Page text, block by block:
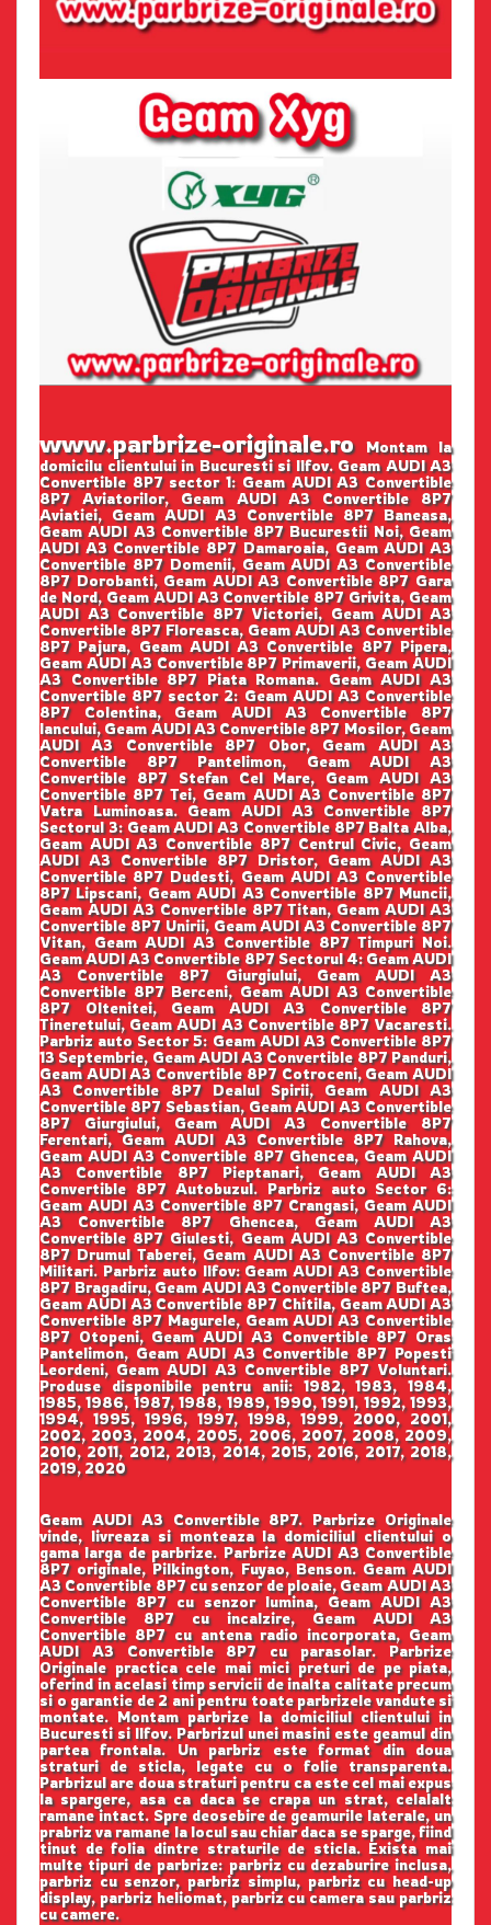
www.parbrize-originale.roMontam la
domicilu clientului in Bucuresti si Ilfov. Geam AUDI A3
Convertible 8P7 sector 1: Geam AUDI A3 Convertible
8P7 Aviatorilor, Geam AUDI A3 Convertible 8P7
Aviatiei, Geam AUDI A3 Convertible 8P7 Baneasa,
Geam AUDI A3 Convertible 8P7 Bucurestii Noi, Geam
AUDI A3 Convertible 8P7 Damaroaia, Geam AUDI A3
Convertible 8P7 Domenii, Geam AUDI A3 Convertible
8P7 Dorobanti, Geam AUDI A3 Convertible 8P7 Gara
de Nord, Geam AUDI A3 Convertible 8P7 Grivita, Geam
AUDI A3 Convertible 8P7 Victoriei, Geam AUDI A3
Convertible 8P7 Floreasca, Geam AUDI A3 Convertible
8P7 Pajura, Geam AUDI A3 Convertible 8P7 Pipera,
Geam AUDI A3 Convertible 8P7 Primaverii, Geam AUDI
A3 Convertible 8P7 Piata Romana. Geam AUDI A3
Convertible 8P7 sector 2: Geam AUDI A3 Convertible
8P7 Colentina, Geam AUDI A3 Convertible 8P7
Iancului, Geam AUDI A3 Convertible 8P7 Mosilor, Geam
AUDI A3 Convertible 8P7 Obor, Geam AUDI A3
Convertible 8P7 Pantelimon, Geam AUDI A3
Convertible 8P7 Stefan Cel Mare, Geam AUDI A3
Convertible 8P7 Tei, Geam AUDI A3 Convertible 8P7
Vatra Luminoasa. Geam AUDI A3 Convertible 8P7
Sectorul 3: Geam AUDI A3 Convertible 8P7 Balta Alba,
Geam AUDI A3 Convertible 8P7 Centrul Civic, Geam
AUDI A3 Convertible 8P7 Dristor, Geam AUDI A3
Convertible 8P7 Dudesti, Geam AUDI A3 Convertible
8P7 Lipscani, Geam AUDI A3 Convertible 8P7 Muncii,
Geam AUDI A3 Convertible 8P7 Titan, Geam AUDI A3
Convertible 8P7 Unirii, Geam AUDI A3 Convertible 8P7
Vitan, Geam AUDI A3 Convertible 8P7 Timpuri Noi.
Geam AUDI A3 Convertible 8P7 Sectorul 4: Geam AUDI
A3 Convertible 8P7 Giurgiului, Geam AUDI A3
Convertible 8P7 Berceni, Geam AUDI A3 Convertible
8P7 Oltenitei, Geam AUDI A3 Convertible 8P7
Tineretului, Geam AUDI A3 Convertible 8P7 Vacaresti.
Parbriz auto Sector 5: Geam AUDI A3 Convertible 8P7
13 Septembrie, Geam AUDI A3 Convertible 8P7 Panduri,
Geam AUDI A3 Convertible 8P7 Cotroceni, Geam AUDI
A3 Convertible 8P7 Dealul Spirii, Geam AUDI A3
Convertible 8P7 Sebastian, Geam AUDI A3 Convertible
8P7 Giurgiului, Geam AUDI A3 Convertible 8P7
Ferentari, Geam AUDI A3 Convertible 8P7 Rahova,
Geam AUDI A3 Convertible 8P7 Ghencea, Geam AUDI
A3 Convertible 8P7 Pieptanari, Geam AUDI A3
Convertible 8P7 Autobuzul. Parbriz auto Sector 6:
Geam AUDI A3 Convertible 8P7 Crangasi, Geam AUDI
A3 Convertible 8P7 Ghencea, Geam AUDI A3
Convertible 8P7 Giulesti, Geam AUDI A3 Convertible
8P7 Drumul Taberei, Geam AUDI A3 Convertible 8P7
Militari. Parbriz auto Ilfov: Geam AUDI A3 Convertible
8P7 Bragadiru, Geam AUDI A3 Convertible 8P7 Buftea,
Geam AUDI A3 Convertible 8P7 Chitila, Geam AUDI A3
Convertible 8P7 Magurele, Geam AUDI A3 Convertible
8P7 Otopeni, Geam AUDI A3 Convertible 8P7 Oras
Pantelimon, Geam AUDI A3 Convertible 8P7 Popesti
Leordeni, Geam AUDI A3 Convertible 8P7 Voluntari.
Produse disponibile pentru anii: 1982, 1983, 1984,
1985, 1986, 1987, 1988, 1989, 1990, 1991, 1992, 1993,
1994, 1995, 1996, 1997, 1998, 1999, 2000, 2001,
2002, 2003, 2004, 2005, 2006, 2007, 2008, 2009,
2010, 2011, 2012, 2013, 2014, 2015, 2016, 2017, 2018,
2019, 2020
Geam AUDI A3 Convertible 8P7. Parbrize Originale
vinde, livreaza si monteaza la domiciliul clientului o
gama larga de parbrize. Parbrize AUDI A3 Convertible
8P7 originale, Pilkington, Fuyao, Benson. Geam AUDI
A3 Convertible 8P7 cu senzor de ploaie, Geam AUDI A3
Convertible 8P7 cu senzor lumina, Geam AUDI A3
Convertible 8P7 cu incalzire, Geam AUDI A3
Convertible 8P7 cu antena radio incorporata, Geam
AUDI A3 Convertible 8P7 cu parasolar. Parbrize
Originale practica cele mai mici preturi de pe piata,
oferind in acelasi timp servicii de inalta calitate precum
si o garantie de 2 ani pentru toate parbrizele vandute si
montate. Montam parbrize la domiciliul clientului in
Bucuresti si Ilfov. Parbrizul unei masini este geamul din
partea frontala. Un parbriz este format din doua
straturi de sticla, legate cu o folie transparenta.
Parbrizul are doua straturi pentru ca este cel mai expus
la spargere, asa ca daca se crapa un strat, celalalt
ramane intact. Spre deosebire de geamurile laterale, un
prabriz va ramane la locul sau chiar daca se sparge, fiind
tinut de folia dintre straturile de sticla. Exista mai
multe tipuri de parbrize: parbriz cu dezaburire inclusa,
parbriz cu senzor, parbriz simplu, parbriz cu head-up
display, parbriz heliomat, parbriz cu camera sau parbriz
cu camere.